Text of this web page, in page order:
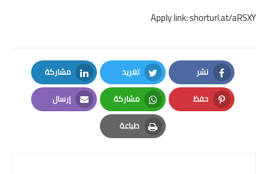
Apply link:shorturl.at/aRSXY
نشر
Facebook
تغريد
Twitter
مشاركة
LinkedIn
حفظ
Pinterest
مشاركة
Whatsapp
إرسال
Email
طباعة
Print